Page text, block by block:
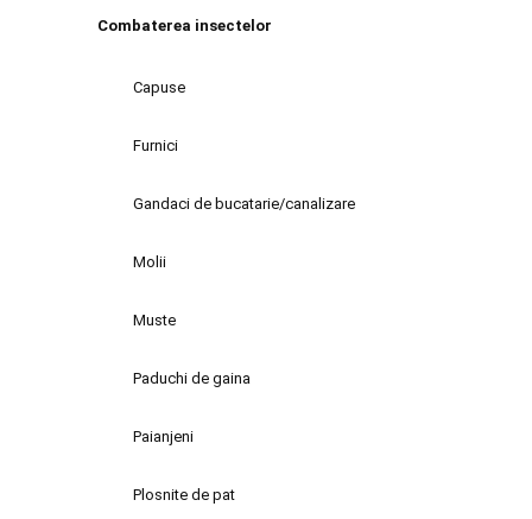
Combaterea insectelor
Capuse
Furnici
Gandaci de bucatarie/canalizare
Molii
Muste
Paduchi de gaina
Paianjeni
Plosnite de pat